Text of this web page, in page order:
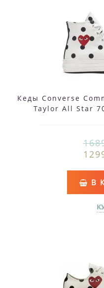
Кеды Converse
Taylor All Star
В